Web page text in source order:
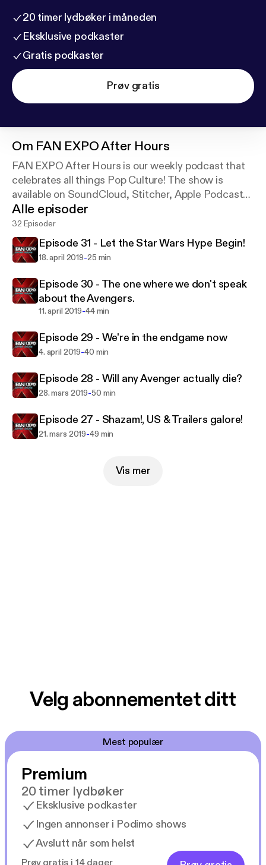
20 timer lydbøker i måneden
Eksklusive podkaster
Gratis podkaster
Prøv gratis
Om FAN EXPO After Hours
FAN EXPO After Hours is our weekly podcast that
celebrates all things Pop Culture! The show is
available on SoundCloud, Stitcher, Apple Podcasts
& Google Play.
Alle episoder
32 Episoder
Episode 31 - Let the Star Wars Hype Begin!
18. april 2019-25 min
Episode 30 - The one where we don't speak
about the Avengers.
11. april 2019-44 min
Episode 29 - We're in the endgame now
4. april 2019-40 min
Episode 28 - Will any Avenger actually die?
28. mars 2019-50 min
Episode 27 - Shazam!, US & Trailers galore!
21. mars 2019-49 min
Vis mer
Velg abonnementet ditt
Mest populær
Premium
20 timer lydbøker
Eksklusive podkaster
Ingen annonser i Podimo shows
Avslutt når som helst
Prøv gratis i 14 dager